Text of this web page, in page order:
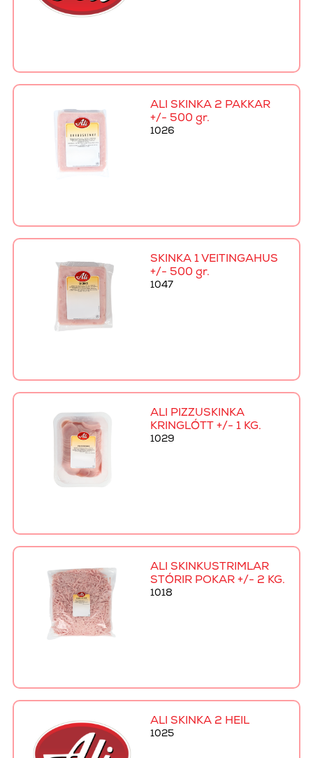
ALI SKINKA 2 PAKKAR
+/- 500 gr.
1026
SKINKA 1 VEITINGAHÚS
+/- 500 gr.
1047
ALI PIZZUSKINKA
KRINGLÓTT +/- 1 KG.
1029
ALI SKINKUSTRIMLAR
STÓRIR POKAR +/- 2 KG.
1018
ALI SKINKA 2 HEIL
1025